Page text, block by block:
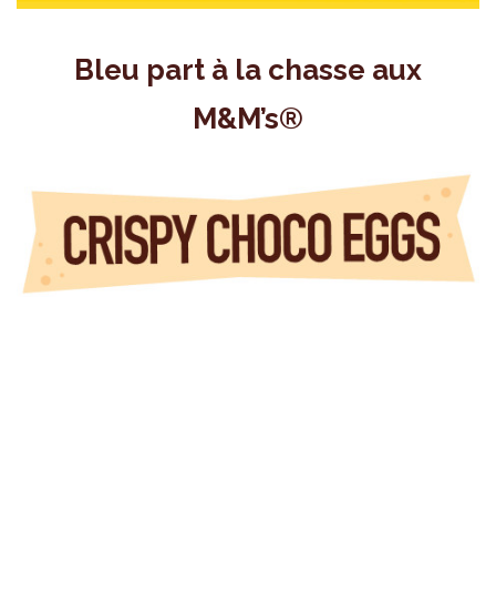
Bleu part à la chasse aux
M&M’s®